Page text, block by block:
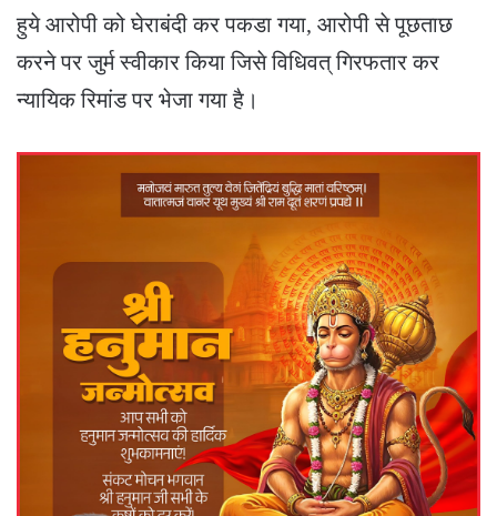
हुये आरोपी को घेराबंदी कर पकडा गया, आरोपी से पूछताछ
करने पर जुर्म स्वीकार किया जिसे विधिवत् गिरफतार कर
न्यायिक रिमांड पर भेजा गया है।